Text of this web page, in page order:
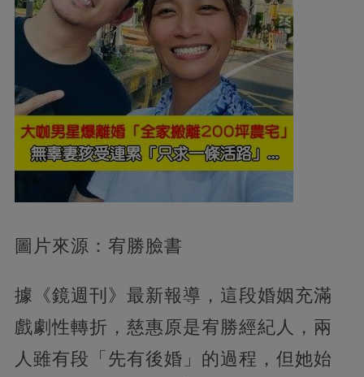
圖片來源：宥勝臉書
據《鏡週刊》最新報導，這段婚姻充滿
戲劇性轉折，慈惠原是宥勝經紀人，兩
人雖有段「先有後婚」的過程，但她始